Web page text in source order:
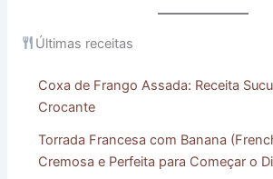
Últimas receitas
Coxa de Frango Assada: Receita
Crocante
Torrada Francesa com Banana
Cremosa e Perfeita para Começar o